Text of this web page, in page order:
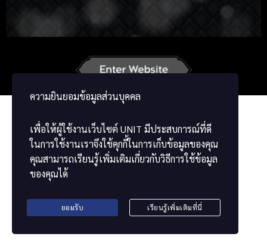
ความยินยอมข้อมูลส่วนบุคคล
เพื่อให้ผู้ใช้งานเว็บไซต์ UNIT มีประสบการณ์ที่ดี
ในการใช้งานเราจึงใช้คุกกี้ในการเก็บข้อมูลของคุณ
คุณสามารถเรียนรู้เพิ่มเติมเกี่ยวกับวิธีการใช้ข้อมูล
ของคุณได้
ยอมรับ เรียนรู้เพิ่มเติมที่นี่
Chinese